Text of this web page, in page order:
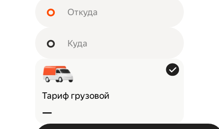
Тариф грузовой
—